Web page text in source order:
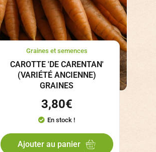
Graines et semences
CAROTTE 'DE CARENTAN'
(VARIÉTÉ ANCIENNE)
GRAINES
3,80€
En stock !
Ajouter au panier